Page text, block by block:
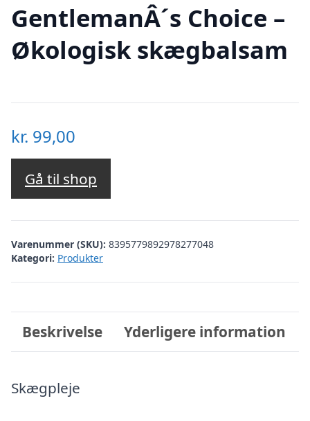
GentlemanÂ´s Choice –
Økologisk skægbalsam
kr. 99,00
Gå til shop
Varenummer (SKU): 8395779892978277048
Kategori: Produkter
Beskrivelse Yderligere information
Skægpleje